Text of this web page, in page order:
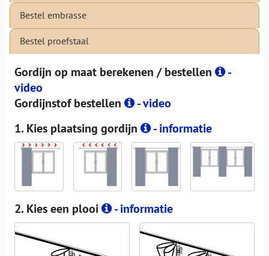
Bestel embrasse
Bestel proefstaal
Gordijn op maat berekenen / bestellen
-
video
Gordijnstof bestellen
- video
1. Kies plaatsing gordijn
- informatie
2. Kies een plooi - informatie